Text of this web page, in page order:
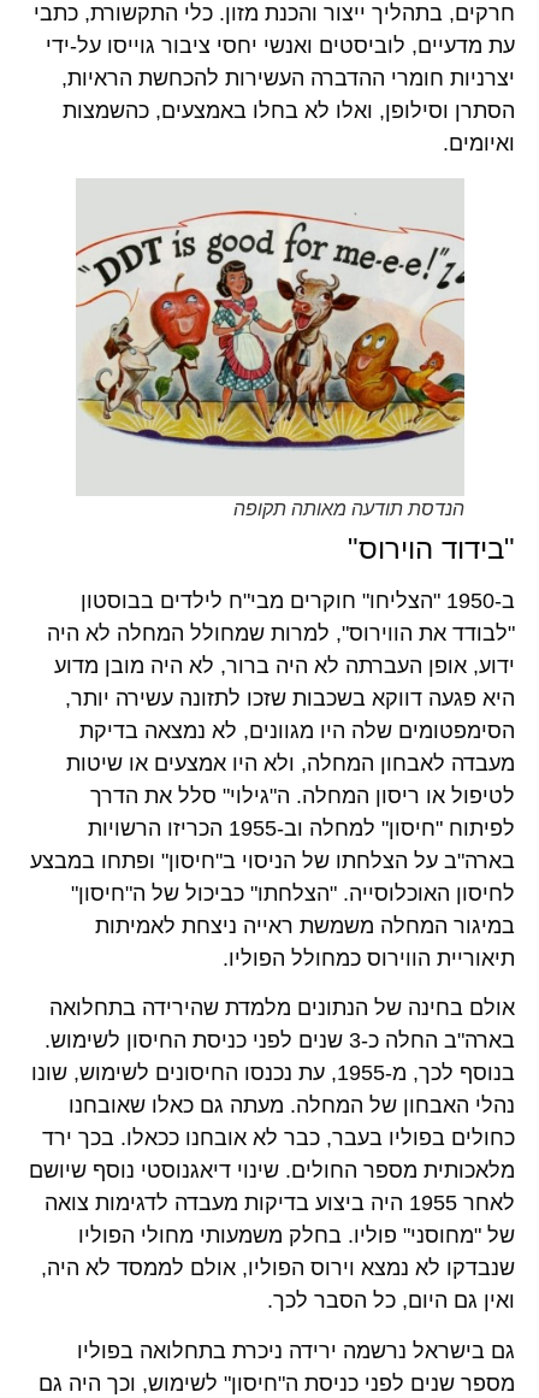
חרקים, בתהליך ייצור והכנת מזון. כלי התקשורת, כתבי
עת מדעיים, לוביסטים ואנשי יחסי ציבור גוייסו על-ידי
יצרניות חומרי ההדברה העשירות להכחשת הראיות,
הסתרן וסילופן, ואלו לא בחלו באמצעים, כהשמצות
ואיומים.
הנדסת תודעה מאותה תקופה
"בידוד הוירוס"
ב-1950 "הצליחו" חוקרים מבי"ח לילדים בבוסטון
"לבודד את הווירוס", למרות שמחולל המחלה לא היה
ידוע, אופן העברתה לא היה ברור, לא היה מובן מדוע
היא פגעה דווקא בשכבות שזכו לתזונה עשירה יותר,
הסימפטומים שלה היו מגוונים, לא נמצאה בדיקת
מעבדה לאבחון המחלה, ולא היו אמצעים או שיטות
לטיפול או ריסון המחלה. ה"גילוי" סלל את הדרך
לפיתוח "חיסון" למחלה וב-1955 הכריזו הרשויות
בארה"ב על הצלחתו של הניסוי ב"חיסון" ופתחו במבצע
לחיסון האוכלוסייה. "הצלחתו" כביכול של ה"חיסון"
במיגור המחלה משמשת ראייה ניצחת לאמיתות
תיאוריית הווירוס כמחולל הפוליו.
אולם בחינה של הנתונים מלמדת שהירידה בתחלואה
בארה"ב החלה כ-3 שנים לפני כניסת החיסון לשימוש.
בנוסף לכך, מ-1955, עת נכנסו החיסונים לשימוש, שונו
נהלי האבחון של המחלה. מעתה גם כאלו שאובחנו
כחולים בפוליו בעבר, כבר לא אובחנו ככאלו. בכך ירד
מלאכותית מספר החולים. שינוי דיאגנוסטי נוסף שיושם
לאחר 1955 היה ביצוע בדיקות מעבדה לדגימות צואה
של "מחוסני" פוליו. בחלק משמעותי מחולי הפוליו
שנבדקו לא נמצא וירוס הפוליו, אולם לממסד לא היה,
ואין גם היום, כל הסבר לכך.
גם בישראל נרשמה ירידה ניכרת בתחלואה בפוליו
מספר שנים לפני כניסת ה"חיסון" לשימוש, וכך היה גם